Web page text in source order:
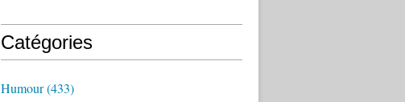
Catégories
Humour(433)